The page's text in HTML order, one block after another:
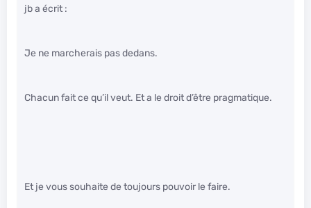
jb a écrit :
Je ne marcherais pas dedans.
Chacun fait ce qu’il veut. Et a le droit d’être pragmatique.
Et je vous souhaite de toujours pouvoir le faire.